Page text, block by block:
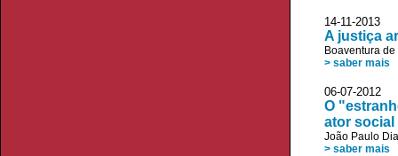
14-11-
A justiça
Boaventura
> saber mais
06-07-2012
O
ator social
João Paulo
> saber mais